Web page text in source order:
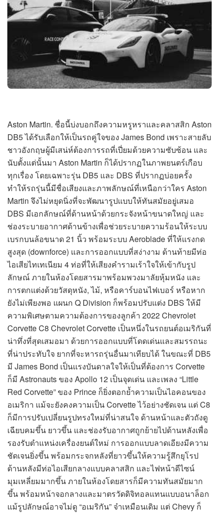
Aston Martin. ชื่อนี้บ่งบอกถึงความหรูหราและคลาสสิก Aston
DB5 ได้รับเลือกให้เป็นรถคู่ใจของ James Bond เพราะสายลับ
ชาวอังกฤษผู้มีเสน่ห์ต้องการรถที่เปี่ยมด้วยความซับซ้อน และ
นับตั้งแต่นั้นมา Aston Martin ก็ได้ปรากฏในภาพยนตร์เกือบ
ทุกเรื่อง โดยเฉพาะรุ่น DB5 และ DBS ที่ปรากฏบ่อยครั้ง
ทำให้รถรุ่นนี้มีชื่อเสียงและภาพลักษณ์ที่เหนือกว่าใคร Aston
Martin จึงไม่หยุดนิ่งที่จะพัฒนารูปแบบให้ทันสมัยอยู่เสมอ
DBS มีเอกลักษณ์ที่ด้านหน้าด้วยกระจังหน้าขนาดใหญ่ และ
ช่องระบายอากาศด้านข้างเพื่อช่วยระบายความร้อนให้ระบบ
เบรกบนล้อขนาด 21 นิ้ว พร้อมระบบ Aeroblade ที่ให้แรงกด
สูงสุด (downforce) และการออกแบบที่สง่างาม ด้านท้ายมีท่อ
ไอเสียไทเทเนียม 4 ท่อที่ให้เสียงคำรามเร้าใจให้เข้ากับรูป
ลักษณ์ ภายในห้องโดยสารมาพร้อมพวงมาลัยหุ้มหนัง และ
การตกแต่งด้วยวัสดุหนัง, ไม้, หรือคาร์บอนไฟเบอร์ หรือหาก
ยังไม่เพียงพอ แผนก Q Division ก็พร้อมปรับแต่ง DBS ให้มี
ความพิเศษตามความต้องการของลูกค้า 2022 Chevrolet
Corvette C8 Chevrolet Corvette เป็นหนึ่งในรถยนต์อเมริกันที่
น่าทึ่งที่สุดเสมอมา ด้วยการออกแบบที่โดดเด่นและสมรรถนะ
ที่น่าประทับใจ ยากที่จะหารถรุ่นอื่นมาเทียบได้ ในขณะที่ DB5
มี James Bond เป็นแรงบันดาลใจให้เป็นที่ต้องการ Corvette
ก็มี Astronauts ของ Apollo 12 เป็นจุดเด่น และเพลง “Little
Red Corvette” ของ Prince ก็ยิ่งตอกย้ำความเป็นไอคอนของ
อเมริกา แม้จะยังคงความเป็น Corvette ไว้อย่างชัดเจน แต่ C8
ก็มีการปรับเปลี่ยนรูปทรงใหม่ที่น่าสนใจ ด้านหน้าและตัวถังดู
เฉียบคมขึ้น ยาวขึ้น และช่องรับอากาศถูกย้ายไปด้านหลังเพื่อ
รองรับตำแหน่งเครื่องยนต์ใหม่ การออกแบบลาดเอียงมีความ
ชัดเจนยิ่งขึ้น พร้อมกระจกหลังที่ยาวขึ้นให้ความรู้สึกยุโรป
ด้านหลังมีท่อไอเสียกลางแบบคลาสสิก และไฟหน้าดีไซน์
มุมเหลี่ยมมากขึ้น ภายในห้องโดยสารก็มีความทันสมัยมาก
ขึ้น พร้อมหน้าจอกลางและมาตรวัดดิจิทอลแทนแบบอนาล็อก
แม้รูปลักษณ์อาจไม่ดู “อเมริกัน” จ๋าเหมือนเดิม แต่ Chevy ก็